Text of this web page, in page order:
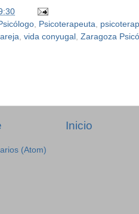
Psicoterapeuta
vida conyugal Zaragoza
Inicio
(Atom)